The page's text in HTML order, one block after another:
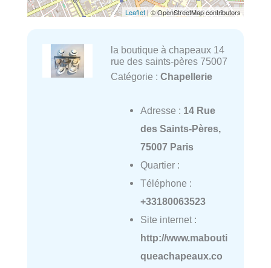
Leaflet | © OpenStreetMap contributors
la boutique à chapeaux 14
rue des saints-pères 75007
Catégorie : Chapellerie
Adresse : 14 Rue
des Saints-Pères,
75007 Paris
Quartier :
Téléphone :
+33180063523
Site internet :
http://www.mabouti
queachapeaux.co